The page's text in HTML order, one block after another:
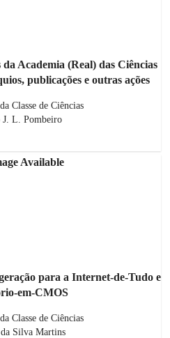
Academia (Real) das Ciências
publicações e outras ações
Classe de Ciências
J. L. Pombeiro
para a Internet-de-Tudo e
em-CMOS
Classe de Ciências
Silva Martins